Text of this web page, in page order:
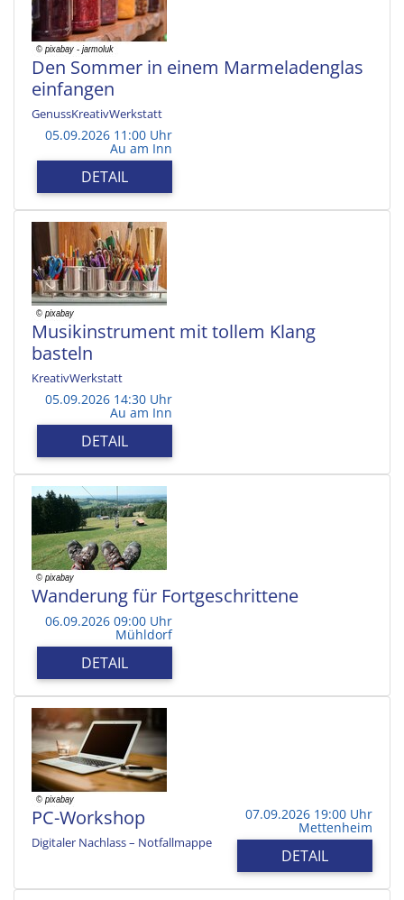
Den Sommer in einem Marmeladenglas
einfangen
GenussKreativWerkstatt
05.09.2026 11:00 Uhr
Au am Inn
DETAIL
Musikinstrument mit tollem Klang
basteln
KreativWerkstatt
05.09.2026 14:30 Uhr
Au am Inn
DETAIL
Wanderung für Fortgeschrittene
06.09.2026 09:00 Uhr
Mühldorf
DETAIL
PC-Workshop
Digitaler Nachlass – Notfallmappe
07.09.2026 19:00 Uhr
Mettenheim
DETAIL